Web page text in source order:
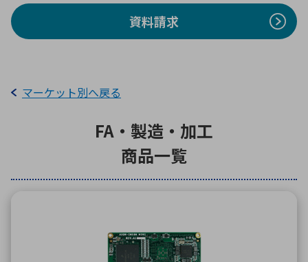
ブログ｜ここから始まる最新技術
レーダ・衛星通信
照射
シミュレーター
半導体・電子部品小ロット
資料請求
マーケット別へ戻る
FA・製造・加工
商品一覧